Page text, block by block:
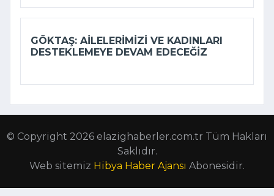
GÖKTAŞ: AILELERIMIZI VE KADINLARI
DESTEKLEMEYE DEVAM EDECEĞIZ
© Copyright 2026 elazighaberler.com.tr Tüm Hakları
Saklıdır.
Web sitemiz Hibya Haber Ajansı Abonesidir.